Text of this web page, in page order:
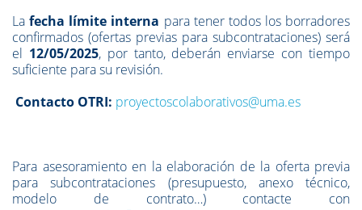
Lafecha límite interna para tener todos los borradores
confirmados (ofertas previas para subcontrataciones) será
el 12/05/2025, por tanto, deberán enviarse con tiempo
suficiente para su revisión.
Contacto OTRI: proyectoscolaborativos@uma.es
Para asesoramiento en la elaboración de la oferta previa
para subcontrataciones (presupuesto, anexo técnico,
modelo de contrato…) contacte con